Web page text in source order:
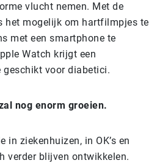
vlucht nemen. Met de
het mogelijk om hartfilmpjes te
met een smartphone te
Watch krijgt een
geschikt voor diabetici.
nog enorm groeien.
in ziekenhuizen, in OK’s en
verder blijven ontwikkelen.